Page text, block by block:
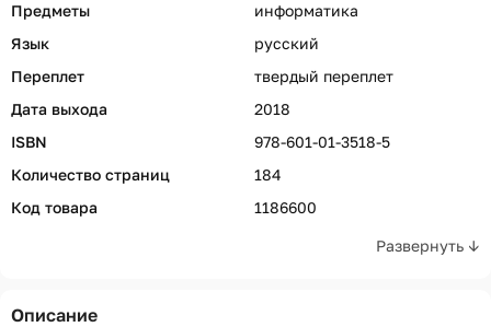
Развернуть ↓
Предметы
информатика
Язык
русский
Переплет
твердый переплет
Дата выхода
2018
ISBN
978-601-01-3518-5
Количество страниц
184
Код товара
1186600
Описание